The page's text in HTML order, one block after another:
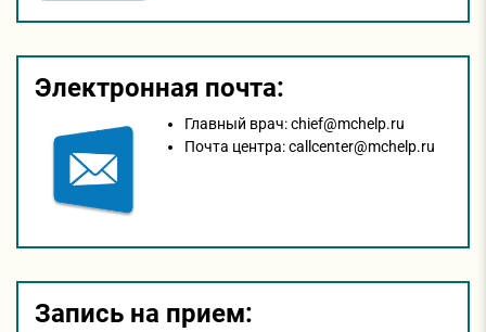
Электронная почта:
Главный врач:chief@mchelp.ru
Почта центра:callcenter@mchelp.ru
Запись на прием: